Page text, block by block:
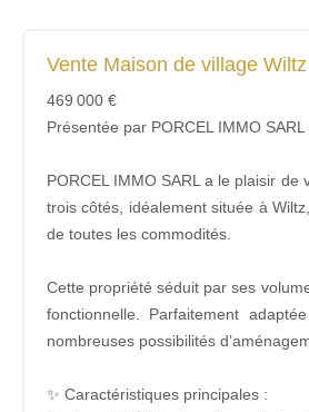
Vente Maison de village Wiltz
469 000 €
Présentée par PORCEL IMMO SARL
PORCEL IMMO SARL a le plaisir
trois côtés, idéalement située à
de toutes les commodités.
Cette propriété séduit par ses
fonctionnelle. Parfaitement
nombreuses possibilités
✨ Caractéristiques principales :